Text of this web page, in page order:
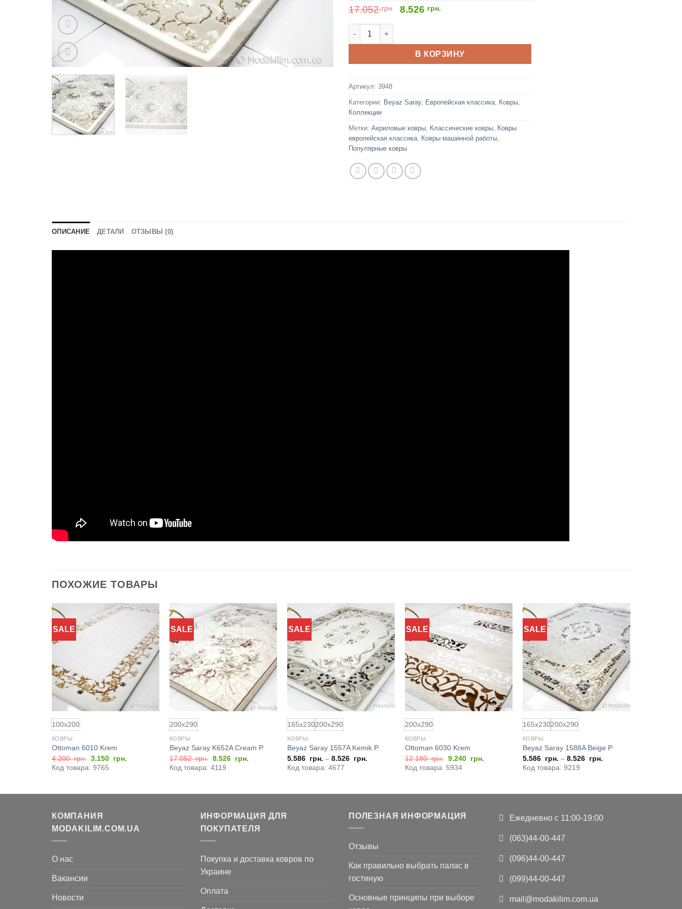
17.052грн.
Первоначальная
грн..
8.526 грн.Текущая
Количество товара Beyaz Saray 1589A Beige P
В КОРЗИНУ
Артикул: 3948
Категории: Beyaz Saray, Европейская классика Ковры
Коллекции
Метки: Акриловые ковры Классические ковры Ковры
европейская классика Ковры машинной работы
Популярные ковры
ОПИСАНИЕ ДЕТАЛИ ОТЗЫВЫ (0)
ПОХОЖИЕ ТОВАРЫ
SALE
Добавить
избранное
100x200
КОВРЫ
Ottoman 6010 Krem
4.200грн. Первоначальная
цена
составляла
3.150 грн.
Код товара: 9765
SALE
Добавить
в
избранное
200x290
КОВРЫ
Beyaz Saray K652A Cream P
17.052грн. Первоначальная
цена
составляла
8.526 грн.
Код товара: 4119
SALE
Добавить
избранное
165x230200x290
КОВРЫ
Beyaz Saray 1557A Kemik P
5.586 грн. – 8.526 грн.
Код товара: 4677
SALE
Добавить
в
избранное
200x290
КОВРЫ
Ottoman 6030 Krem
12.180грн. Первоначальная
цена
составляла
9.240 грн.
Код товара: 5934
SALE
Добавить
избранное
165x230200x290
КОВРЫ
Beyaz Saray 1588A Beige P
5.586 грн. – 8.526 грн.
Код товара: 9219
КОМПАНИЯ
MODAKILIM.COM.UA
О нас
Вакансии
Новости
ИНФОРМАЦИЯ ДЛЯ
ПОКУПАТЕЛЯ
Покупка и доставка ковров по
Украине
Оплата
ПОЛЕЗНАЯ ИНФОРМАЦИЯ
Отзывы
Как правильно выбрать палас в
гостиную
Основные принципы при выборе
Ежедневно с 11:00-19:00
(063)44-00-447
(096)44-00-447
(099)44-00-447
mail@modakilim.com.ua